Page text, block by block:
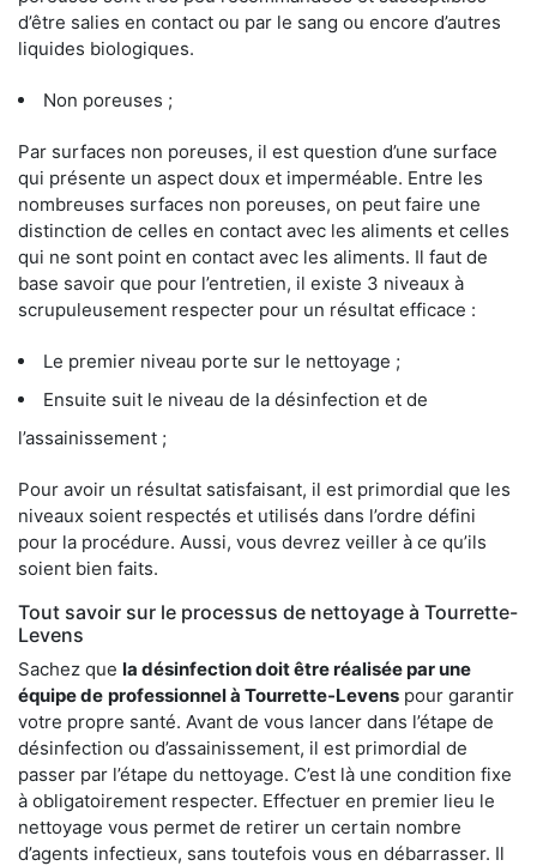
d’être salies en contact ou par le sang ou encore d’autres
liquides biologiques.
Non poreuses ;
Par surfaces non poreuses, il est question d’une surface
qui présente un aspect doux et imperméable. Entre les
nombreuses surfaces non poreuses, on peut faire une
distinction de celles en contact avec les aliments et celles
qui ne sont point en contact avec les aliments. Il faut de
base savoir que pour l’entretien, il existe 3 niveaux à
scrupuleusement respecter pour un résultat efficace :
Le premier niveau porte sur le nettoyage ;
Ensuite suit le niveau de la désinfection et de
l’assainissement ;
Pour avoir un résultat satisfaisant, il est primordial que les
niveaux soient respectés et utilisés dans l’ordre défini
pour la procédure. Aussi, vous devrez veiller à ce qu’ils
soient bien faits.
Tout savoir sur le processus de nettoyage à Tourrette-
Levens
Sachez que la désinfection doit être réalisée par une
équipe de professionnel à Tourrette-Levens pour garantir
votre propre santé. Avant de vous lancer dans l’étape de
désinfection ou d’assainissement, il est primordial de
passer par l’étape du nettoyage. C’est là une condition fixe
à obligatoirement respecter. Effectuer en premier lieu le
nettoyage vous permet de retirer un certain nombre
d’agents infectieux, sans toutefois vous en débarrasser. Il